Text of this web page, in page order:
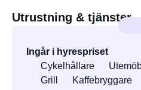
Utrustning & tjänster
Ingår i hyrespriset
Cykelhållare
Grill
Kaffebryggare